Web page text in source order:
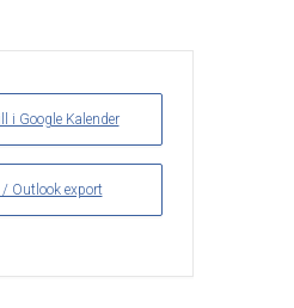
i Google Kalender
Outlook export